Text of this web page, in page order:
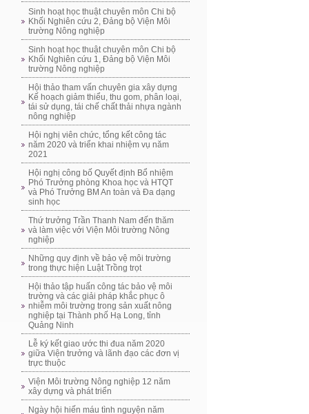
Sinh hoạt học thuật chuyên môn Chi bộ
Khối Nghiên cứu 2, Đảng bộ Viện Môi
trường Nông nghiệp
Sinh hoạt học thuật chuyên môn Chi bộ
Khối Nghiên cứu 1, Đảng bộ Viện Môi
trường Nông nghiệp
Hội thảo tham vấn chuyên gia xây dựng
Kế hoạch giảm thiểu, thu gom, phân loại,
tái sử dụng, tái chế chất thải nhựa ngành
nông nghiệp
Hội nghị viên chức, tổng kết công tác
năm 2020 và triển khai nhiệm vụ năm
2021
Hội nghị công bố Quyết định Bổ nhiệm
Phó Trưởng phòng Khoa học và HTQT
và Phó Trưởng BM An toàn và Đa dạng
sinh học
Thứ trưởng Trần Thanh Nam đến thăm
và làm việc với Viện Môi trường Nông
nghiệp
Những quy định về bảo vệ môi trường
trong thực hiện Luật Trồng trọt
Hội thảo tập huấn công tác bảo vệ môi
trường và các giải pháp khắc phục ô
nhiễm môi trường trong sản xuất nông
nghiệp tại Thành phố Hạ Long, tỉnh
Quảng Ninh
Lễ ký kết giao ước thi đua năm 2020
giữa Viện trưởng và lãnh đạo các đơn vị
trực thuộc
Viện Môi trường Nông nghiệp 12 năm
xây dựng và phát triển
Ngày hội hiến máu tình nguyện năm